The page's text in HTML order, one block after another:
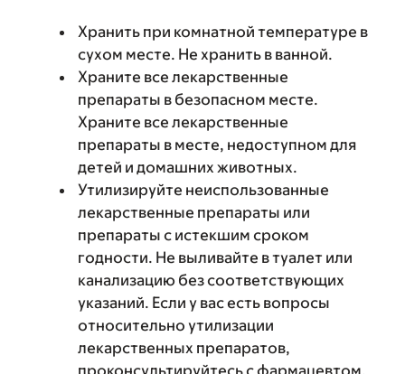
Хранить при комнатной температуре в
сухом месте. Не хранить в ванной.
Храните все лекарственные
препараты в безопасном месте.
Храните все лекарственные
препараты в месте, недоступном для
детей и домашних животных.
Утилизируйте неиспользованные
лекарственные препараты или
препараты с истекшим сроком
годности. Не выливайте в туалет или
канализацию без соответствующих
указаний. Если у вас есть вопросы
относительно утилизации
лекарственных препаратов,
проконсультируйтесь с фармацевтом.